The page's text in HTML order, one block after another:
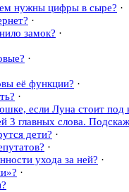
нужны цифры в сыре? ·
·
замок? ·
·
её функции? ·
·
если Луна стоит под
3 главных слова.
дети? ·
·
ухода за ней? ·
·